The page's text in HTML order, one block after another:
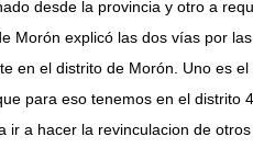
desde la provincia y otro a
Morón explicó las dos vías por
en el distrito de Morón. Uno es
para eso tenemos en el distrito
ir a hacer la revinculacion de